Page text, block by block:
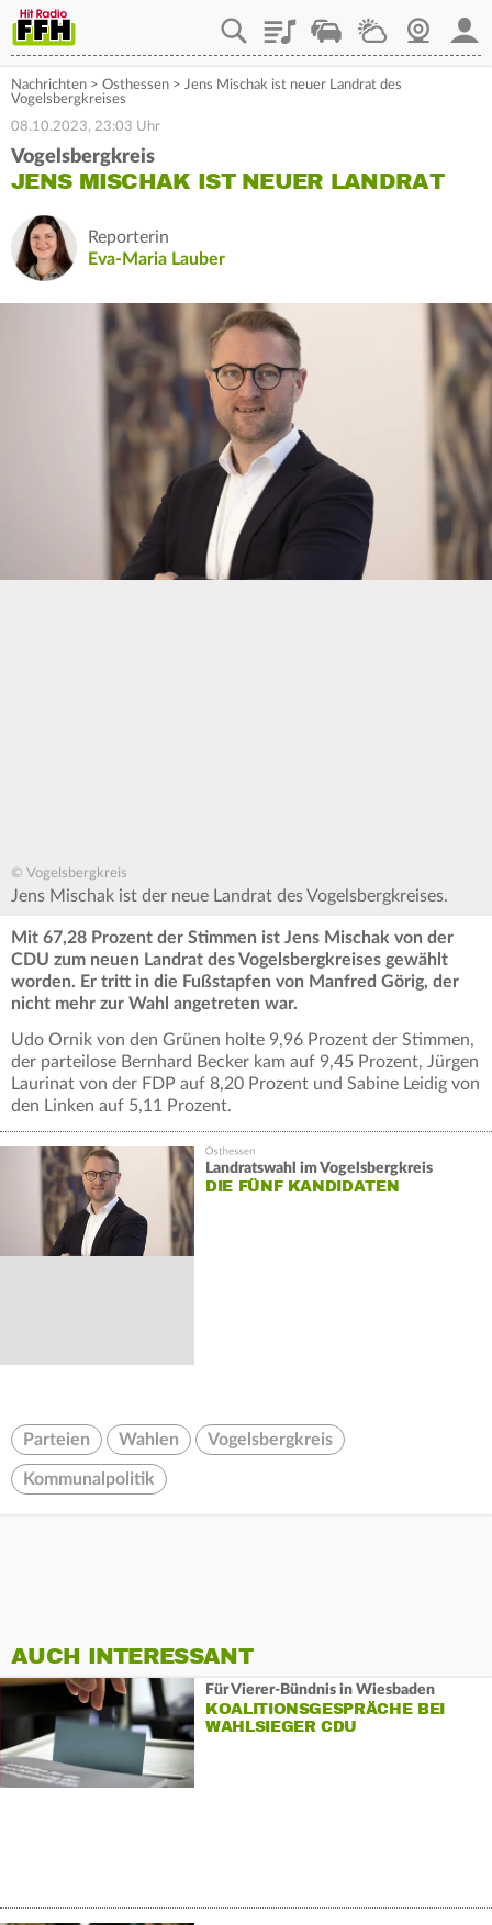
PlaylistStaupilotWetterWebcam
Nachrichten > Osthessen > Jens Mischak ist neuer Landrat des
Vogelsbergkreises
08.10.2023, 23:03 Uhr
Vogelsbergkreis
JENS MISCHAK IST NEUER LANDRAT
Reporterin
Eva-Maria Lauber
© Vogelsbergkreis
Jens Mischak ist der neue Landrat des Vogelsbergkreises.
Mit 67,28 Prozent der Stimmen ist Jens Mischak von der
CDU zum neuen Landrat des Vogelsbergkreises gewählt
worden. Er tritt in die Fußstapfen von Manfred Görig, der
nicht mehr zur Wahl angetreten war.
Udo Ornik von den Grünen holte 9,96 Prozent der Stimmen,
der parteilose Bernhard Becker kam auf 9,45 Prozent, Jürgen
Laurinat von der FDP auf 8,20 Prozent und Sabine Leidig von
den Linken auf 5,11 Prozent.
Landratswahl im Vogelsbergkreis
DIE FÜNF KANDIDATEN
Parteien Wahlen Vogelsbergkreis
Kommunalpolitik
AUCH INTERESSANT
Für Vierer-Bündnis in Wiesbaden
KOALITIONSGESPRÄCHE BEI
WAHLSIEGER CDU